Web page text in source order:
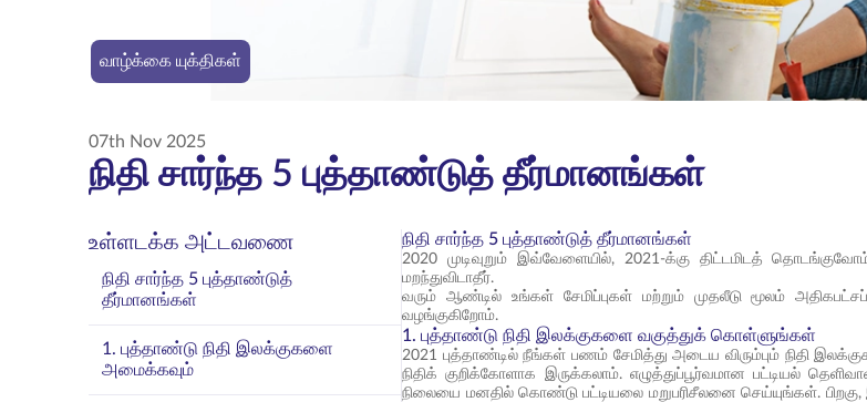
வாழ்க்கை யுக்திகள்
07th Nov 2025
நிதி சார்ந்த 5 புத்தாண்டுத் தீர்மானங்கள்
உள்ளடக்க அட்டவணை
நிதி சார்ந்த 5 புத்தாண்டுத்
தீர்மானங்கள்
1. புத்தாண்டு நிதி இலக்குகளை
அமைக்கவும்
நிதி சார்ந்த 5 புத்தாண்டுத் தீர்மானங்கள்
2020 முடிவுறும் இவ்வேளையில், 2021-க்கு திட்டமிடத்
மறந்துவிடாதீர்.
வரும் ஆண்டில் உங்கள் சேமிப்புகள் மற்றும் முதலீடு மூலம்
வழங்குகிறோம்.
1. புத்தாண்டு நிதி இலக்குகளை வகுத்துக் கொள்ளுங்கள்
2021 புத்தாண்டில் நீங்கள் பணம் சேமித்து அடைய விரும்பும் நிதி
நிதிக் குறிக்கோளாக இருக்கலாம். எழுத்துப்பூர்வமான பட்டியல்
நிலையை மனதில் கொண்டு பட்டியலை மறுபரிசீலனை செய்யுங்கள்.